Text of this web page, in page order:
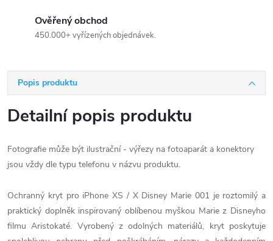
Ověřený obchod
450.000+ vyřízených objednávek.
Popis produktu
Detailní popis produktu
Fotografie může být ilustrační - výřezy na fotoaparát a konektory
jsou vždy dle typu telefonu v názvu produktu.
Ochranný kryt pro iPhone XS / X Disney Marie 001 je roztomilý a
praktický doplněk inspirovaný oblíbenou myškou Marie z Disneyho
filmu Aristokaté. Vyrobený z odolných materiálů, kryt poskytuje